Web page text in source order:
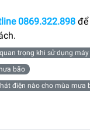
0869.322.898để
trọng khi sử dụng
bão
điện nào cho mùa mưa